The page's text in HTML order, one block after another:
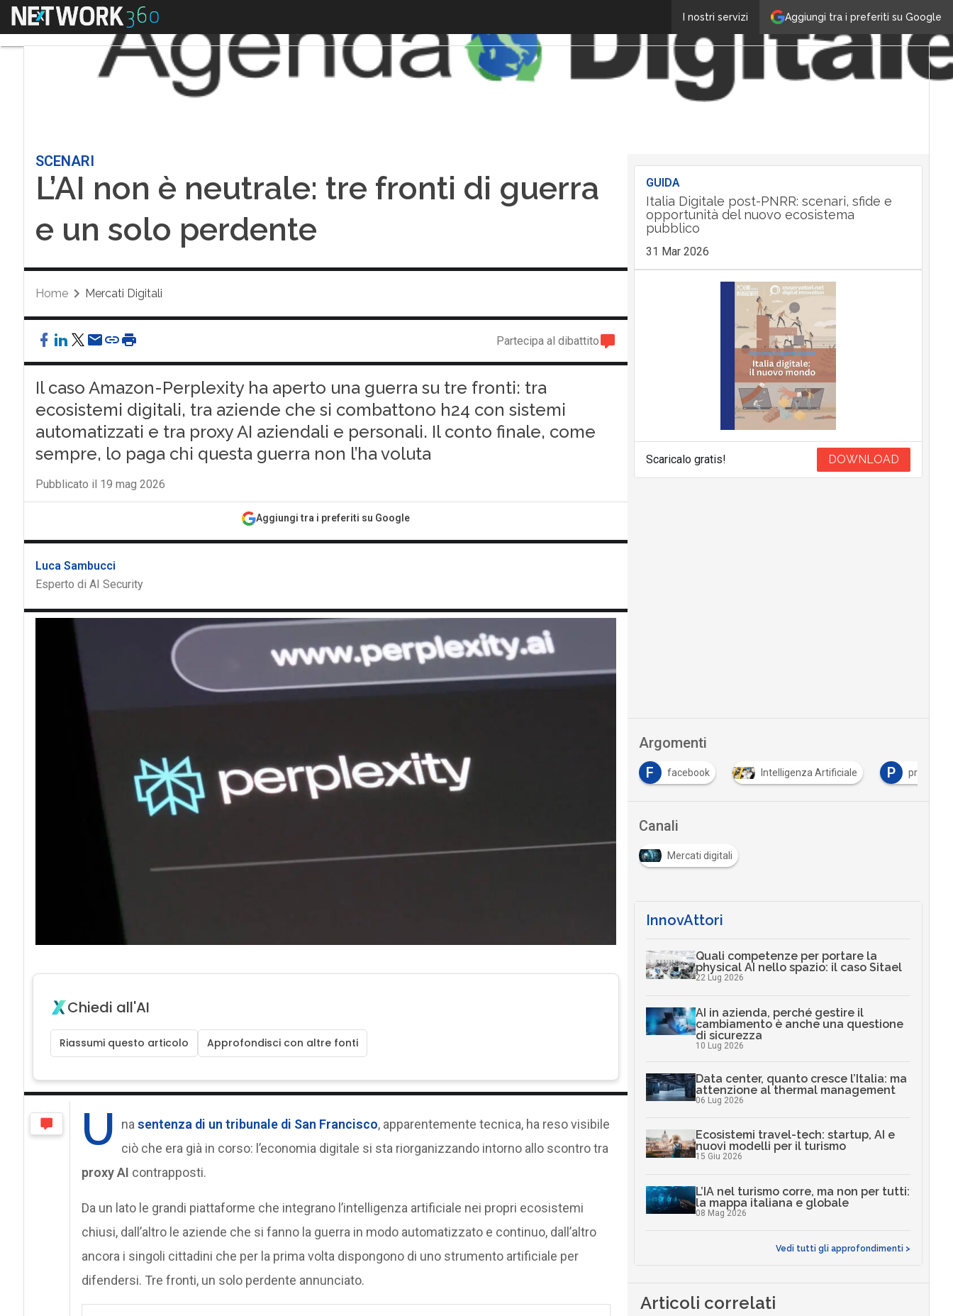
Aggiungi tra i preferiti su Google
I nostri servizi
Menu
SCENARI
L’AI non è neutrale: tre fronti di guerra
e un solo perdente
Home Mercati Digitali
Partecipa al dibattito
Il caso Amazon-Perplexity ha aperto una guerra su tre fronti: tra
ecosistemi digitali, tra aziende che si combattono h24 con sistemi
automatizzati e tra proxy AI aziendali e personali. Il conto finale, come
sempre, lo paga chi questa guerra non l’ha voluta
Pubblicato il 19 mag 2026
Aggiungi tra i preferiti su Google
Luca Sambucci
Esperto di AI Security
Chiedi all'AI
Riassumi questo articolo Approfondisci con altre fonti
U na sentenza di un tribunale di San Francisco, apparentemente tecnica, ha reso visibile
ciò che era già in corso: l’economia digitale si sta riorganizzando intorno allo scontro tra
proxy AI contrapposti.
Da un lato le grandi piattaforme che integrano l’intelligenza artificiale nei propri ecosistemi
chiusi, dall’altro le aziende che si fanno la guerra in modo automatizzato e continuo, dall’altro
ancora i singoli cittadini che per la prima volta dispongono di uno strumento artificiale per
difendersi. Tre fronti, un solo perdente annunciato.
GUIDA
Italia Digitale post-PNRR: scenari, sfide e
opportunità del nuovo ecosistema
pubblico
31 Mar 2026
Scaricalo gratis! DOWNLOAD
Argomenti
F facebook Intelligenza Artificiale P
Canali
Mercati digitali
InnovAttori
Quali competenze per portare la
physical AI nello spazio: il caso Sitael
22 Lug 2026
AI in azienda, perché gestire il
cambiamento è anche una questione
di sicurezza
10 Lug 2026
Data center, quanto cresce l’Italia: ma
attenzione al thermal management
06 Lug 2026
Ecosistemi travel-tech: startup, AI e
nuovi modelli per il turismo
15 Giu 2026
L’IA nel turismo corre, ma non per tutti:
la mappa italiana e globale
08 Mag 2026
Vedi tutti gli approfondimenti >
Articoli correlati